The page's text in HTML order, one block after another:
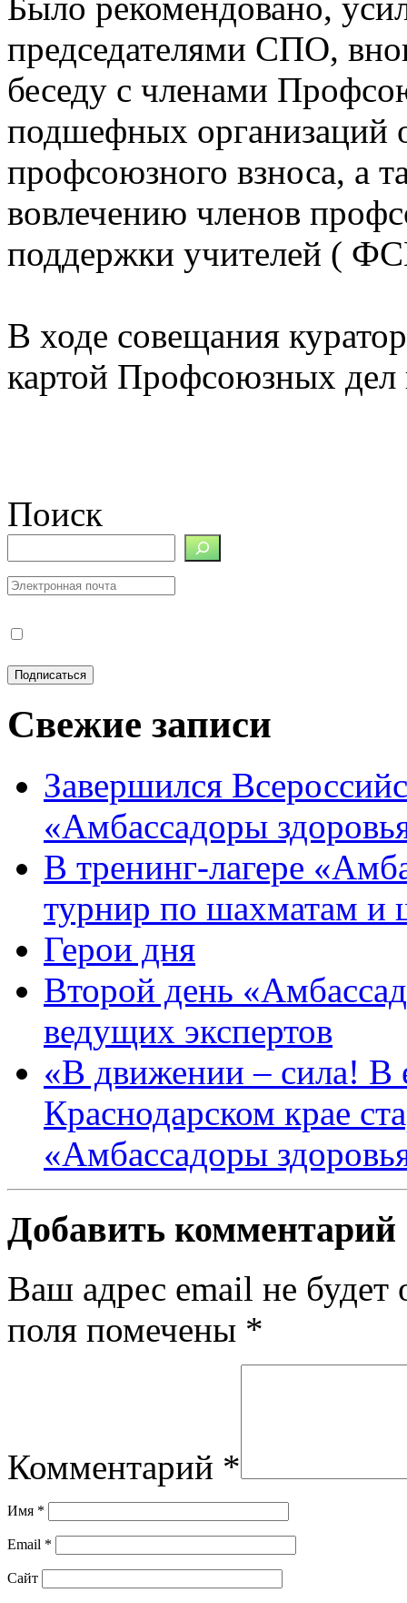
председателями СПО,
беседу с членами
подшефных организаций
профсоюзного взноса, а
вовлечению членов
поддержки учителей (
В ходе совещания
картой Профсоюзных дел
Поиск
Свежие записи
Завершился
«Амбассадоры
В тренинг-лагере
турнир по шахматам и
Герои дня
Второй день
ведущих экспертов
«В движении – сила! В
Краснодарском крае
«Амбассадоры
Добавить комментарий
Ваш адрес email не будет
поля помечены *
Комментарий *
Имя *
Email *
Сайт